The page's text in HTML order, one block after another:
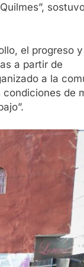
el progreso
a partir de
a la
de